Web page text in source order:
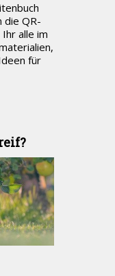
die QR-
alle im
für